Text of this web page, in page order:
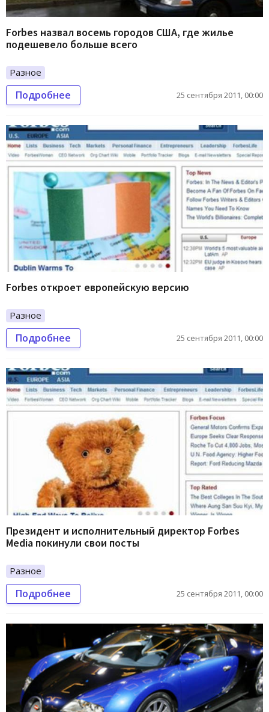
Forbes назвал восемь городов США, где жилье
подешевело больше всего
Разное
Подробнее 25 сентября 2011, 00:00
Forbes откроет европейскую версию
Разное
Подробнее 25 сентября 2011, 00:00
Президент и исполнительный директор Forbes
Media покинули свои посты
Разное
Подробнее 25 сентября 2011, 00:00